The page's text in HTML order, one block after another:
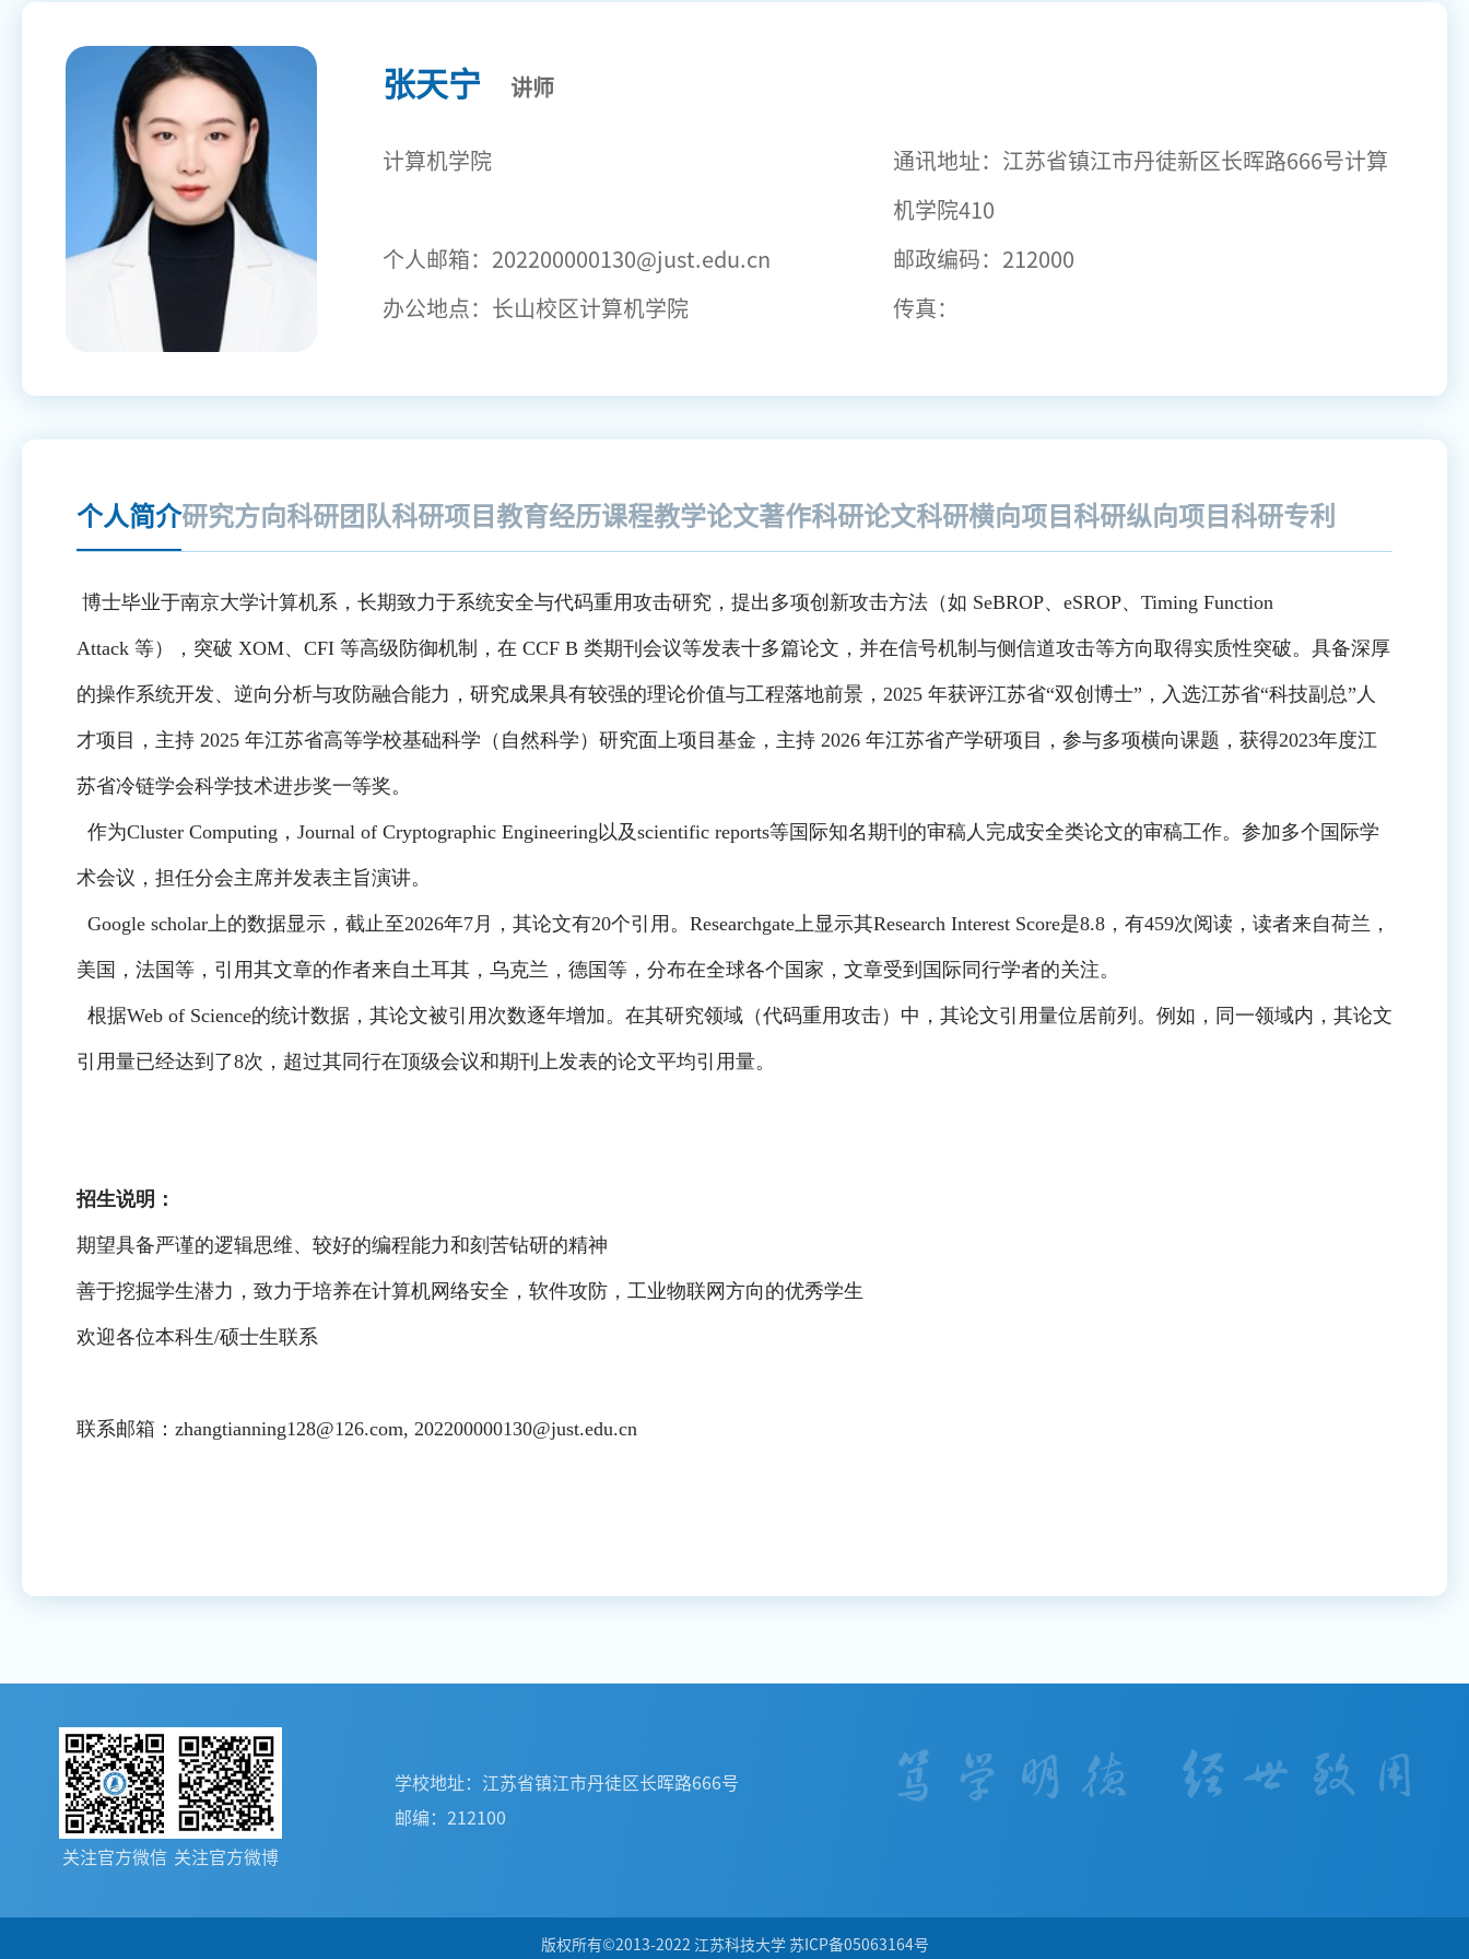
张天宁 讲师
计算机学院 通讯地址： 江苏省镇江市丹徒新区长晖路666号计算
机学院410
个人邮箱： 202200000130@just.edu.cn 邮政编码： 212000
办公地点： 长山校区计算机学院 传真：
个人简介研究方向科研团队科研项目 教育经历课程教学论文著作科研论文科研横向项目 科研纵向项目 科研专利
博士毕业于南京大学计算机系，长期致力于系统安全与代码重用攻击研究，提出多项创新攻击方法（如 SeBROP、eSROP、Timing Function
Attack 等），突破 XOM、CFI 等高级防御机制，在 CCF B 类期刊会议等发表十多篇论文，并在信号机制与侧信道攻击等方向取得实质性突破。具备深厚
的操作系统开发、逆向分析与攻防融合能力，研究成果具有较强的理论价值与工程落地前景，2025 年获评江苏省“双创博士”，入选江苏省“科技副总”人
才项目，主持 2025 年江苏省高等学校基础科学（自然科学）研究面上项目基金，主持 2026 年江苏省产学研项目，参与多项横向课题，获得2023年度江
苏省冷链学会科学技术进步奖一等奖。
作为Cluster Computing，Journal of Cryptographic Engineering以及scientific reports等国际知名期刊的审稿人完成安全类论文的审稿工作。参加多个国际学
术会议，担任分会主席并发表主旨演讲。
Google scholar上的数据显示，截止至2026年7月，其论文有20个引用。Researchgate上显示其Research Interest Score是8.8，有459次阅读，读者来自荷兰，
美国，法国等，引用其文章的作者来自土耳其，乌克兰，德国等，分布在全球各个国家，文章受到国际同行学者的关注。
根据Web of Science的统计数据，其论文被引用次数逐年增加。在其研究领域（代码重用攻击）中，其论文引用量位居前列。例如，同一领域内，其论文
引用量已经达到了8次，超过其同行在顶级会议和期刊上发表的论文平均引用量。
招生说明：
期望具备严谨的逻辑思维、较好的编程能力和刻苦钻研的精神
善于挖掘学生潜力，致力于培养在计算机网络安全，软件攻防，工业物联网方向的优秀学生
欢迎各位本科生/硕士生联系
联系邮箱：zhangtianning128@126.com, 202200000130@just.edu.cn
关注官方微信 关注官方微博
学校地址：江苏省镇江市丹徒区长晖路666号
邮编：212100
版权所有©2013-2022 江苏科技大学 苏ICP备05063164号